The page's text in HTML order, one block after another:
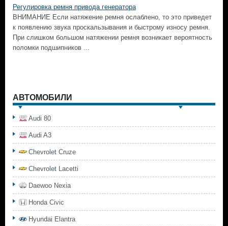
Регулировка ремня привода генератора
ВНИМАНИЕ Если натяжение ремня ослаблено, то это приведет
к появлению звука проскальзывания и быстрому износу ремня.
При слишком большом натяжении ремня возникает вероятность
поломки подшипников ...
АВТОМОБИЛИ
Audi 80
Audi A3
Chevrolet Cruze
Chevrolet Lacetti
Daewoo Nexia
Honda Civic
Hyundai Elantra